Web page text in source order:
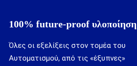
100% future-proof υλοποίηση
Όλες οι εξελίξεις στον τομέα του
Αυτοματισμού, από τις «έξυπνες»